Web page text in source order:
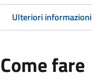
Ulteriori informazioni
Come fare